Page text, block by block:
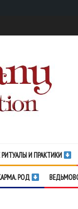
И ПРАКТИКИ
РОД